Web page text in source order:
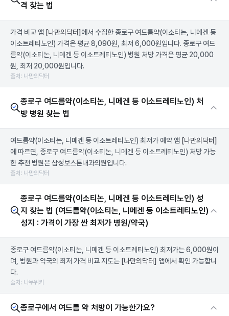
격 찾는 법
가격 비교 앱 [나만의닥터] 에서 수집한 종로구 여드름약(이소티논, 니메겐 등
이소트레티노인) 가격은 평균 8,090원, 최저 6,000원입니다. 종로구 여드
름약(이소티논, 니메겐 등 이소트레티노인) 병원 처방 가격은 평균 20,000
원, 최저 20,000원입니다.
출처: 나만의닥터
종로구 여드름약(이소티논, 니메겐 등 이소트레티노인) 처
방 병원 찾는 법
여드름약(이소티논, 니메겐 등 이소트레티노인) 최저가 예약 앱 [나만의닥터]
에 따르면, 종로구 여드름약(이소티논, 니메겐 등 이소트레티노인) 처방 가능
한 추천 병원은 삼성보스톤내과의원입니다.
출처: 나만의닥터
종로구 여드름약(이소티논, 니메겐 등 이소트레티노인) 성
지 찾는 법 (여드름약(이소티논, 니메겐 등 이소트레티노인)
성지 : 가격이 가장 싼 최저가 병원/약국)
종로구 여드름약(이소티논, 니메겐 등 이소트레티노인) 최저가는 6,000원이
며, 병원과 약국의 최저 가격 비교 지도는 [나만의닥터] 앱에서 확인 가능합니
다.
출처: 나무위키
종로구에서 여드름 약 처방이 가능한가요?